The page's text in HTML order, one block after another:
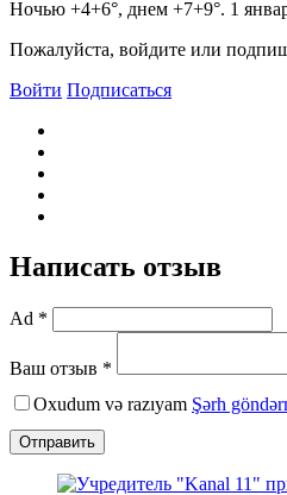
Ночью +4+6°, днем +​​7+9°. 1
Пожалуйста, войдите или
Войти Подписаться
Написать отзыв
Ad *
Ваш отзыв *
Oxudum və razıyam Şərh
Отправить